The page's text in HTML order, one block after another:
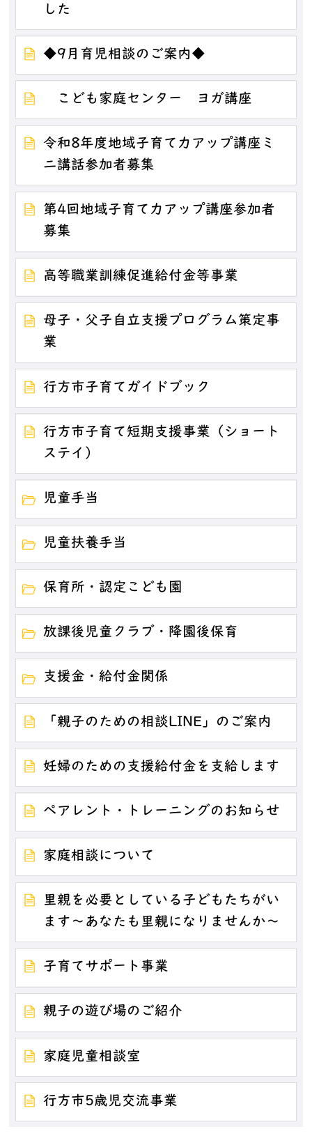
した
◆9月育児相談のご案内◆
こども家庭センター ヨガ講座
令和8年度地域子育て力アップ講座ミ
ニ講話参加者募集
第4回地域子育て力アップ講座参加者
募集
高等職業訓練促進給付金等事業
母子・父子自立支援プログラム策定事
業
行方市子育てガイドブック
行方市子育て短期支援事業（ショート
ステイ）
児童手当
児童扶養手当
保育所・認定こども園
放課後児童クラブ・降園後保育
支援金・給付金関係
「親子のための相談LINE」のご案内
妊婦のための支援給付金を支給します
ペアレント・トレーニングのお知らせ
家庭相談について
里親を必要としている子どもたちがい
ます～あなたも里親になりませんか～
子育てサポート事業
親子の遊び場のご紹介
家庭児童相談室
行方市5歳児交流事業